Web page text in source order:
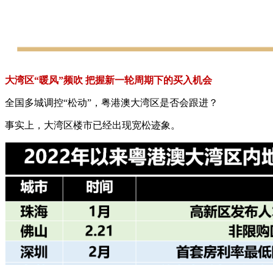
大湾区“暖风”频吹 把握新一轮周期下的买入机会
全国多城调控“松动”，粤港澳大湾区是否会跟进？
事实上，大湾区楼市已经出现宽松迹象。